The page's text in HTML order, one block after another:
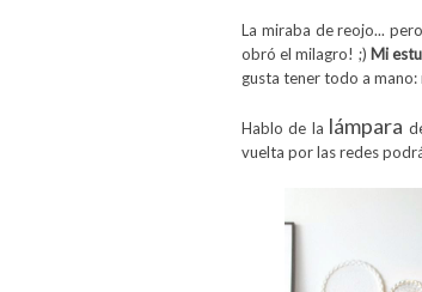
La miraba de reojo...
obró el milagro! ;) Mi
gusta tener todo a
Hablo de la lámpara
vuelta por las redes